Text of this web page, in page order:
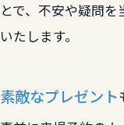
とで、不安や疑問
いたします。
素敵なプレゼント